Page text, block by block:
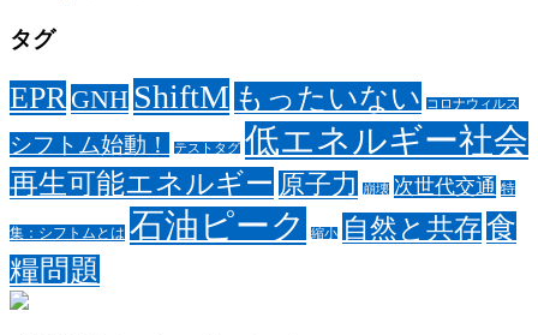
タグ
EPR GNH ShiftM もったいない コロナウィルス
シフトム始動！ テストタグ 低エネルギー社会
再生可能エネルギー 原子力 崩壊 次世代交通 特
集：シフトムとは 石油ピーク 縮小 自然と共存食
糧問題